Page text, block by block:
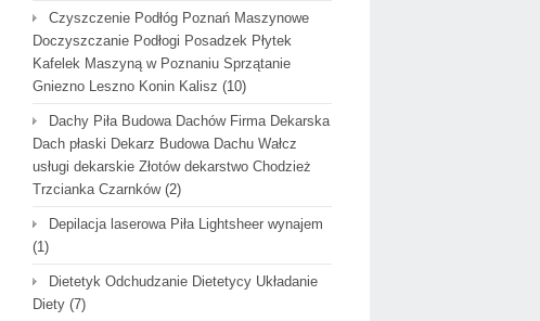
Czyszczenie Podłóg Poznań Maszynowe
Doczyszczanie Podłogi Posadzek Płytek
Kafelek Maszyną w Poznaniu Sprzątanie
Gniezno Leszno Konin Kalisz (10)
Dachy Piła Budowa Dachów Firma Dekarska
Dach płaski Dekarz Budowa Dachu Wałcz
usługi dekarskie Złotów dekarstwo Chodzież
Trzcianka Czarnków(2)
Depilacja laserowa Piła Lightsheer wynajem
(1)
Dietetyk Odchudzanie Dietetycy Układanie
Diety (7)